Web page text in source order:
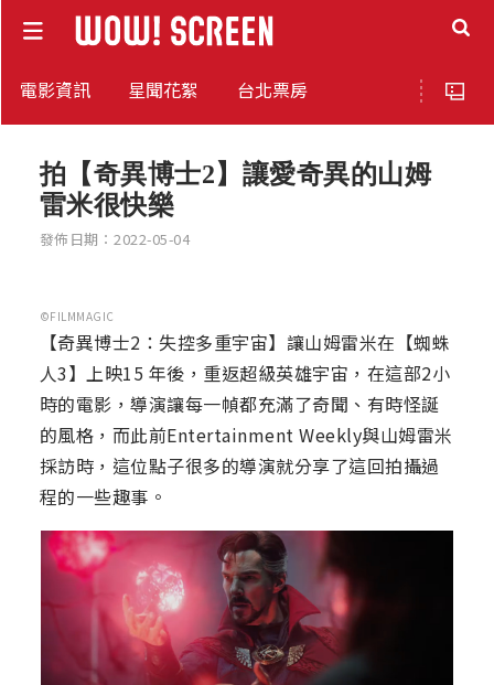
電影資訊 星聞花絮 台北票房
拍【奇異博士2】讓愛奇異的山姆
雷米很快樂
發佈日期：2022-05-04
©FILMMAGIC
【奇異博士2：失控多重宇宙】讓山姆雷米在【蜘蛛
人3】上映15 年後，重返超級英雄宇宙，在這部2小
時的電影，導演讓每一幀都充滿了奇聞、有時怪誕
的風格，而此前Entertainment Weekly與山姆雷米
採訪時，這位點子很多的導演就分享了這回拍攝過
程的一些趣事。